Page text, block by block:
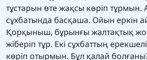
тұстарын өте жақсы көріп тұрмын.
сұхбатында басқаша. Ойын еркін
Қорқыныш, бұрынғы жалтақтық
жіберіп тұр. Екі сұхбаттың
көріп отырмын. Бұл қалай